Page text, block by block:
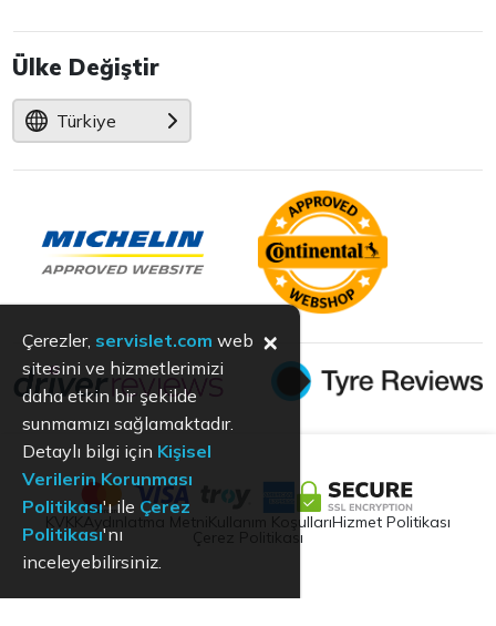
Ülke Değiştir
Türkiye
Aydınlatma Metni Kullanım KoşullarıHizmet Politikası
Çerez Politikası
Çerezler, servislet.com web
sitesini ve hizmetlerimizi
daha etkin bir şekilde
sunmamızı sağlamaktadır.
Detaylı bilgi için Kişisel
Verilerin Korunması
Politikası'ı ile Çerez
Politikası'nı
inceleyebilirsiniz.
×